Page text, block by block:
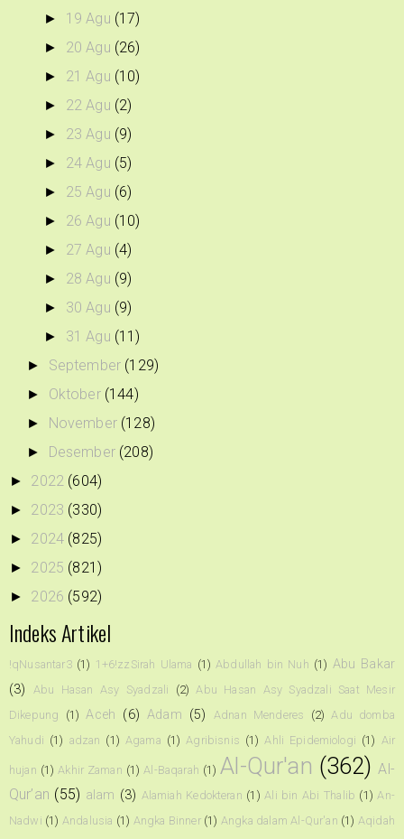
► 19 Agu (17)
► 20 Agu (26)
► 21 Agu (10)
► 22 Agu (2)
► 23 Agu (9)
► 24 Agu (5)
► 25 Agu (6)
► 26 Agu (10)
► 27 Agu (4)
► 28 Agu (9)
► 30 Agu (9)
► 31 Agu (11)
► September (129)
► Oktober (144)
► November (128)
► Desember (208)
► 2022 (604)
► 2023 (330)
► 2024 (825)
► 2025 (821)
► 2026 (592)
Indeks Artikel
!qNusantar3 (1) 1+6!zzSirah Ulama (1) Abdullah bin Nuh (1) Abu Bakar
(3)
Abu Hasan Asy Syadzali (2) Abu Hasan Asy Syadzali Saat Mesir
Dikepung
(1) Aceh (6) Adam (5) Adnan Menderes (2) Adu domba
Yahudi (1) adzan (1) Agama (1) Agribisnis (1) Ahli Epidemiologi (1) Air
hujan (1) Akhir Zaman (1) Al-Baqarah (1) Al-Qur'an (362) Al-
Qur’an (55) alam (3) Alamiah Kedokteran (1) Ali bin Abi Thalib (1) An-
Nadwi (1) Andalusia (1) Angka Binner (1) Angka dalam Al-Qur'an (1) Aqidah